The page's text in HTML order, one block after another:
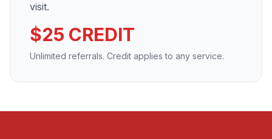
visit.
$25 CREDIT
Unlimited referrals. Credit applies to any service.